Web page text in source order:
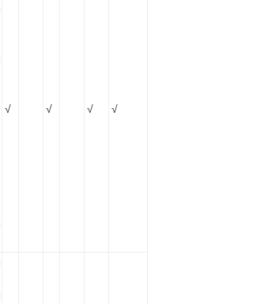
√ √ √ √